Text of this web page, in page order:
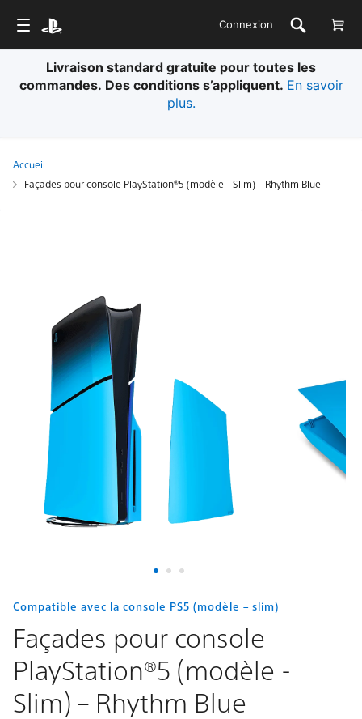
Connexion
Livraison standard gratuite pour toutes les
commandes. Des conditions s’appliquent. En savoir
plus.
Accueil
Façades pour console PlayStation®5 (modèle - Slim) – Rhythm Blue
console
PlayStation®5
(modèle
Slim)
Rhythm
Compatible avec la console PS5 (modèle – slim)
Façades pour console
PlayStation®5 (modèle -
Slim) – Rhythm Blue